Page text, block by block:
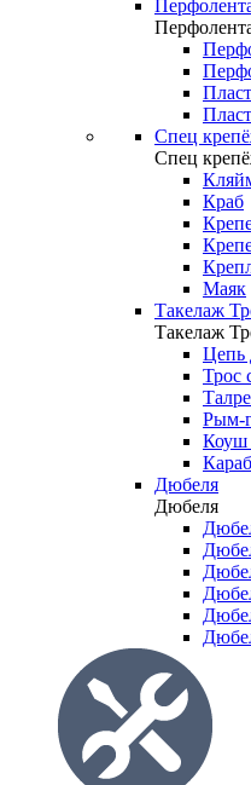
Спец
Спец
Краб
Маяк
Такелаж
Такелаж
Цепь
Трос
Рым-
Коуш
Дюбеля
Дюбеля